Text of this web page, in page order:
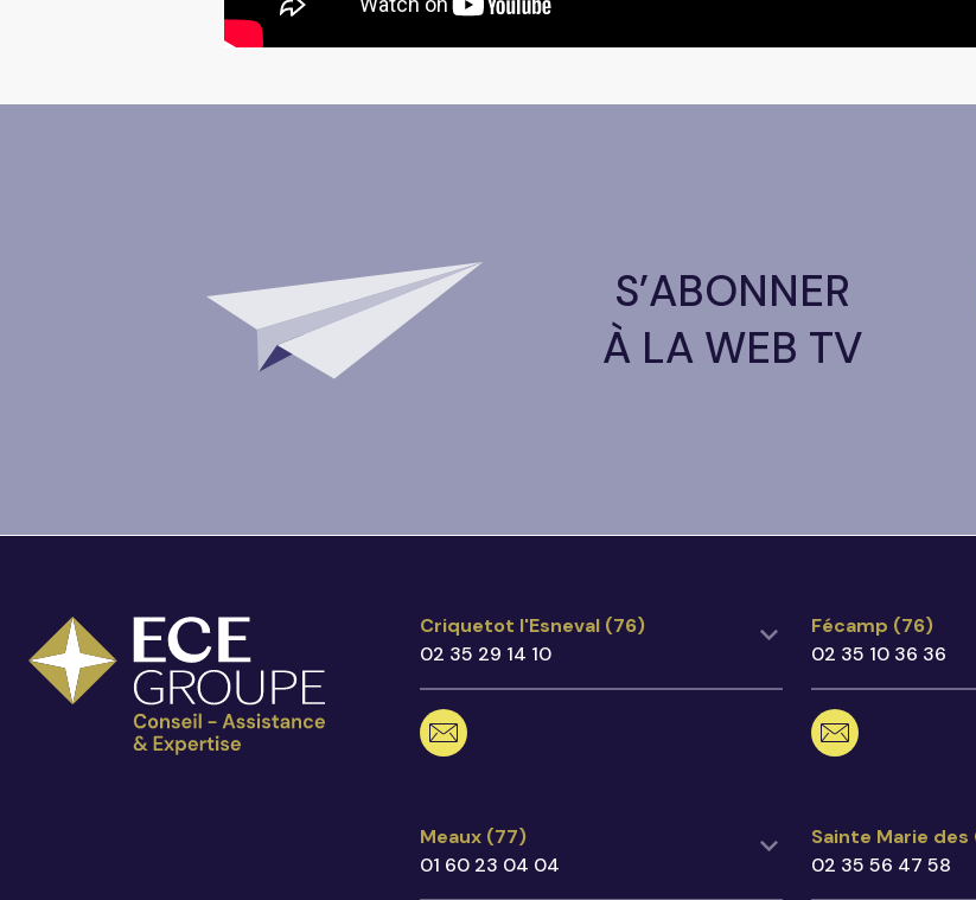
S’ABONNER
À LA WEB TV
Criquetot l'Esneval (76)
02 35 29 14 10
criquetot@ecegroupe.fr
17 Route de Vergetot,
76280 Criquetot l'Esneval
Criquetot l'Esneval (76)
02 35 29 14 10
Fécamp (76)
02 35 10 36 36
23 Avenue
76400 Fécamp
Fécamp (76)
02 35 10 36 36
Meaux (77)
01 60 23 04 04
Meaux (77)
01 60 23 04 04
Sainte Marie
02 35 56 47 58
Sainte Marie
02 35 56 47 58